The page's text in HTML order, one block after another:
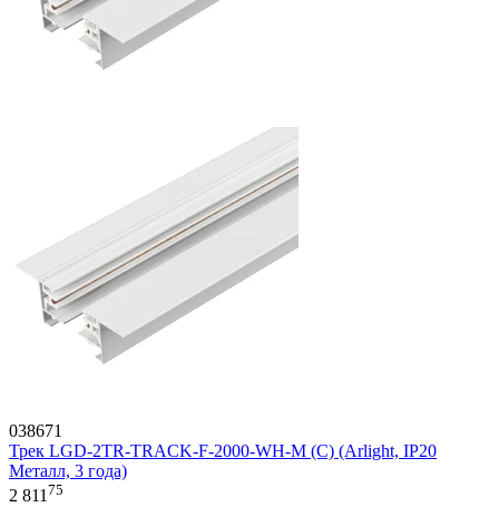
038671
Трек LGD-2TR-TRACK-F-2000-WH-M (C) (Arlight, IP20
Металл, 3 года)
2 81175